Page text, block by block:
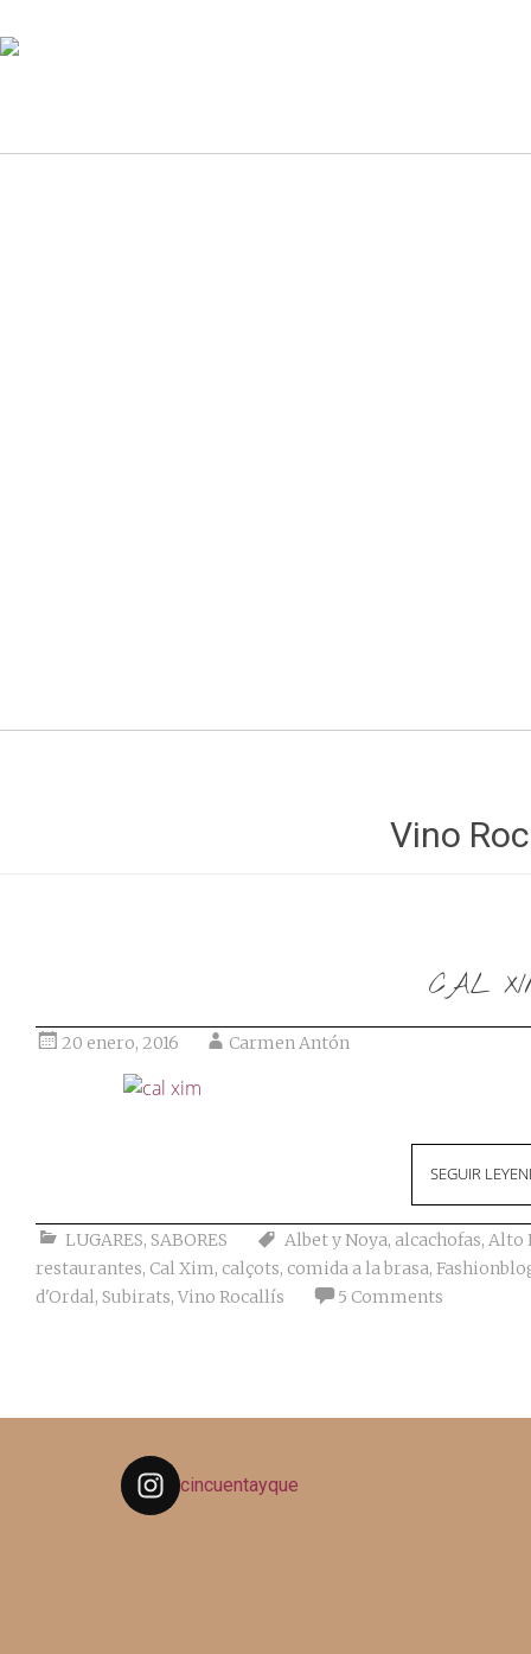
Vino
CAL
20 enero, 2016 Carmen Antón
SEGUIR
LUGARES, SABORES Albet y Noya, alcachofas, Alto
restaurantes, Cal Xim, calçots, comida a la brasa,
d'Ordal, Subirats, Vino Rocallís 5 Comments
cincuentayque